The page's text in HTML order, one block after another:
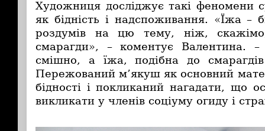
Художниця досліджує такі феномени
як бідність і надспоживання. «Їжа –
роздумів на цю тему, ніж,
смарагди», – коментує Валентина.
смішно, а їжа, подібна до
Пережований м’якуш як основний
бідності і покликаний нагадати, що
викликати у членів соціуму огиду і